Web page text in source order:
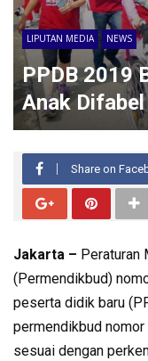
LIPUTAN MEDIA NEWS
PPDB 2019
Anak Difabel
Share on
Jakarta – Peraturan
(Permendikbud)
peserta didik baru
permendikbud
sesuai dengan